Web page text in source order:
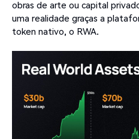
obras de arte ou capital
uma realidade graças a
token nativo, o RWA.